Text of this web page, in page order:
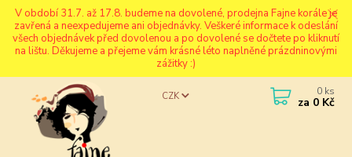
V období 31.7. až 17.8. budeme na dovolené, prodejna Fajne korále je
zavřená a neexpedujeme ani objednávky. Veškeré informace k odeslání
všech objednávek před dovolenou a po dovolené se dočtete po kliknutí
na lištu. Děkujeme a přejeme vám krásné léto naplněné prázdninovými
zážitky :)
CZK 0 ks
za 0 Kč